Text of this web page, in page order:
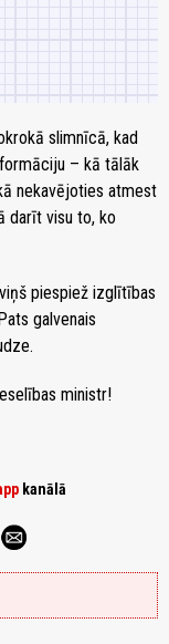
slimnīcā, kad
– kā tālāk
nekavējoties atmest
darīt visu to, ko
piespiež izglītības
galvenais
ministr!
kanālā